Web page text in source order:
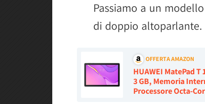
Passiamo a un
di doppio altoparlante.
OFFERTA AMAZON
HUAWEI MatePad
3 GB, Memoria
Processore Octa-